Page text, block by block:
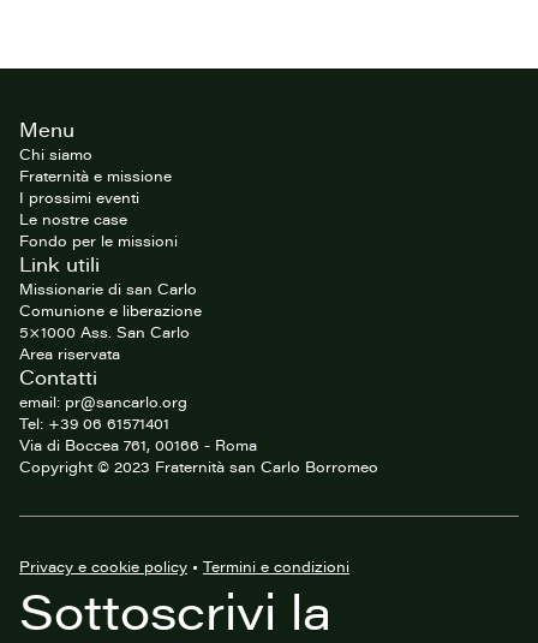
FooterMenu
Chi siamo
Fraternità e missione
I prossimi eventi
Le nostre case
Fondo per le missioni
Link utili
Missionarie di san Carlo
Comunione e liberazione
5×1000 Ass. San Carlo
Area riservata
Contatti
email: pr@sancarlo.org
Tel: +39 06 61571401
Via di Boccea 761, 00166 - Roma
Copyright © 2023 Fraternità san Carlo Borromeo
Privacy e cookie policy • Termini e condizioni
Sottoscrivi la